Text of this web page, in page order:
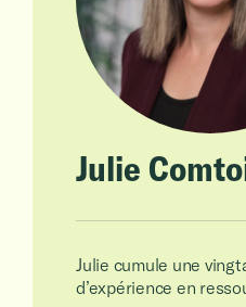
Julie
Julie cumule une
d’expérience en